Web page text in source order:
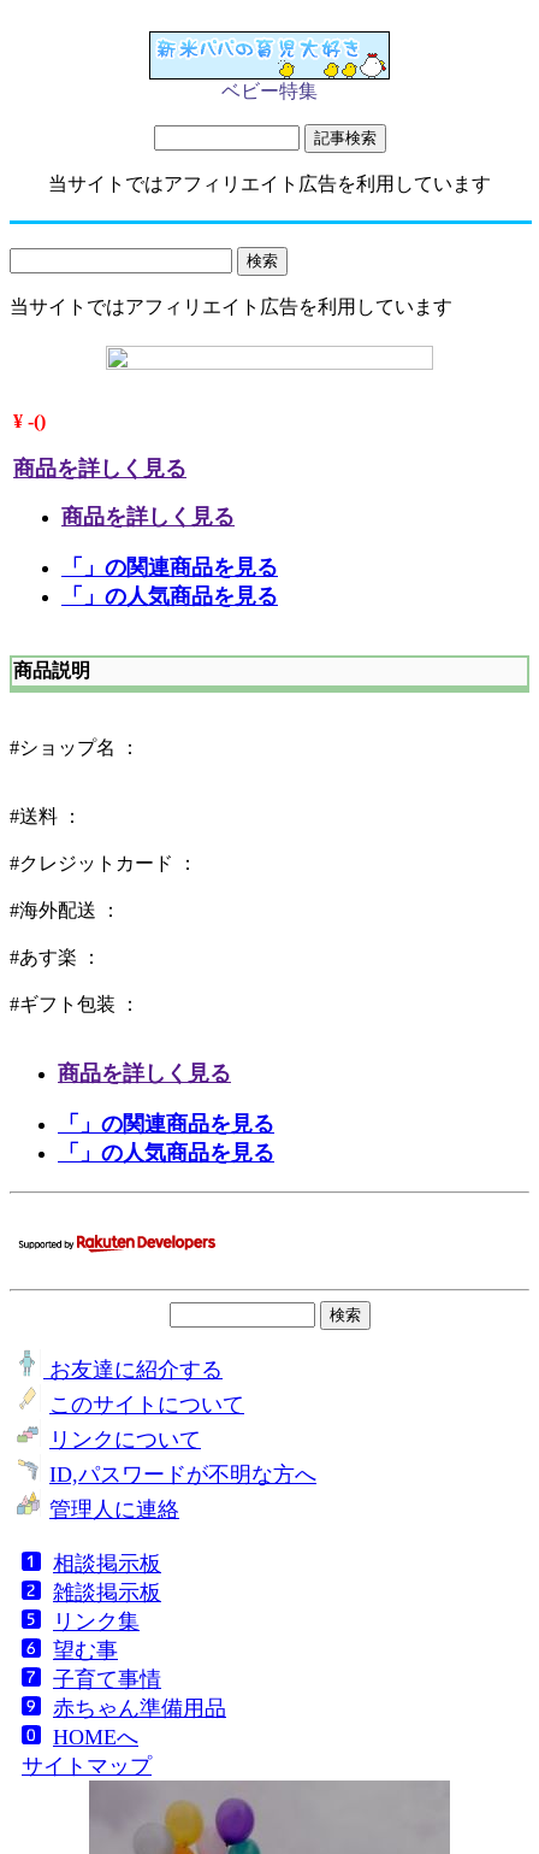
ベビー特集
当サイトではアフィリエイト広告を利用しています
当サイトではアフィリエイト広告を利用しています
¥ -()
商品を詳しく見る
商品を詳しく見る
「」の関連商品を見る
「」の人気商品を見る
商品説明
#ショップ名 ：
#送料 ：
#クレジットカード ：
#海外配送 ：
#あす楽 ：
#ギフト包装 ：
商品を詳しく見る
「」の関連商品を見る
「」の人気商品を見る
お友達に紹介する
このサイトについて
リンクについて
ID,パスワードが不明な方へ
管理人に連絡
相談掲示板
雑談掲示板
リンク集
望む事
子育て事情
赤ちゃん準備用品
HOMEへ
サイトマップ